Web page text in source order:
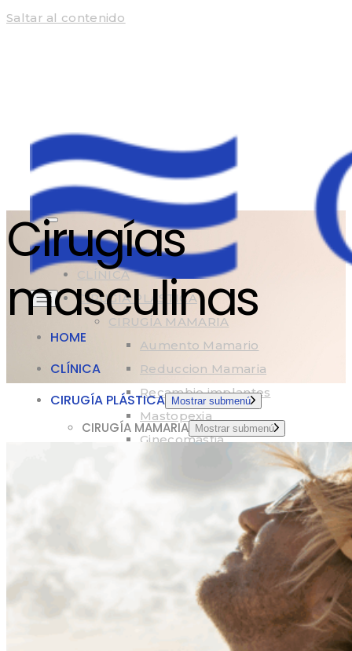
Saltar al contenido
HOME
CLÍNICA
CIRUGÍA PLÁSTICA
CIRUGÍA MAMARIA
Aumento Mamario
Reduccion Mamaria
Recambio implantes
Mastopexia
Ginecomastia
Blefaroplastia
Bichectomia
CIRUGÍA CORPORAL
Liposuccion
HOME
CLÍNICA
CIRUGÍA PLÁSTICA
Mostrar submenú
CIRUGÍA MAMARIA Mostrar submenú
Recambio Implantes
CIRUGÍA FACIAL
Mostrar submenú
Cirugías
masculinas